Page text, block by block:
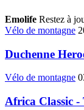
Emolife Restez à
Vélo de montagne
Duchenne
Vélo de montagne
Africa Classic -